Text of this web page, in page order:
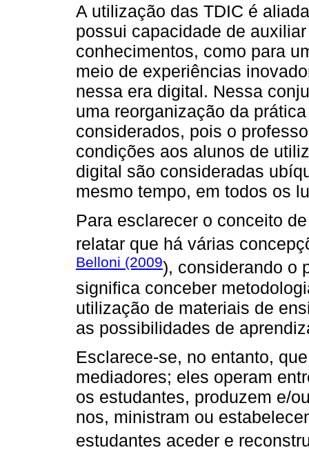
A utilização das TDIC é
possui capacidade de
conhecimentos, como para
meio de experiências
nessa era digital. Nessa
uma reorganização da
considerados, pois o
condições aos alunos de
digital são consideradas
mesmo tempo, em todos os
Para esclarecer o conceito
relatar que há várias
Belloni (2009), considerando o
significa conceber
utilização de materiais de
as possibilidades de
Esclarece-se, no entanto,
mediadores; eles operam
os estudantes, produzem e/
nos, ministram ou
estudantes aceder e